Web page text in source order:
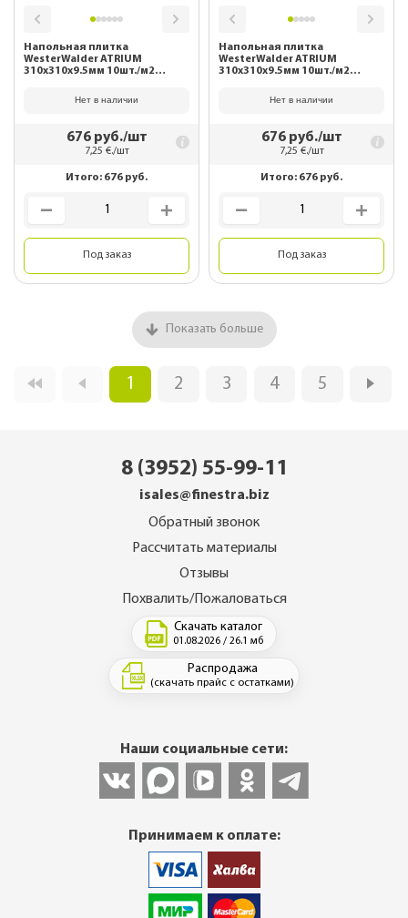
Напольная плитка
WesterWalder ATRIUM
310х310х9.5мм 10шт./м2
Нет в наличии
676руб./шт
7,25 €./шт
Итого: 676 руб.
Под заказ
Напольная плитка
WesterWalder ATRIUM
310х310х9.5мм 10шт./м2
Нет в наличии
676руб./шт
7,25 €./шт
Итого: 676 руб.
Под заказ
Показать больше
1 2 3 4 5
8 (3952) 55-99-11
isales@finestra.biz
Обратный звонок
Рассчитать материалы
Отзывы
Похвалить/Пожаловаться
Скачать каталог
01.08.2026 / 26.1 мб
Распродажа
(скачать прайс с остатками)
Наши социальные сети:
Принимаем к оплате: